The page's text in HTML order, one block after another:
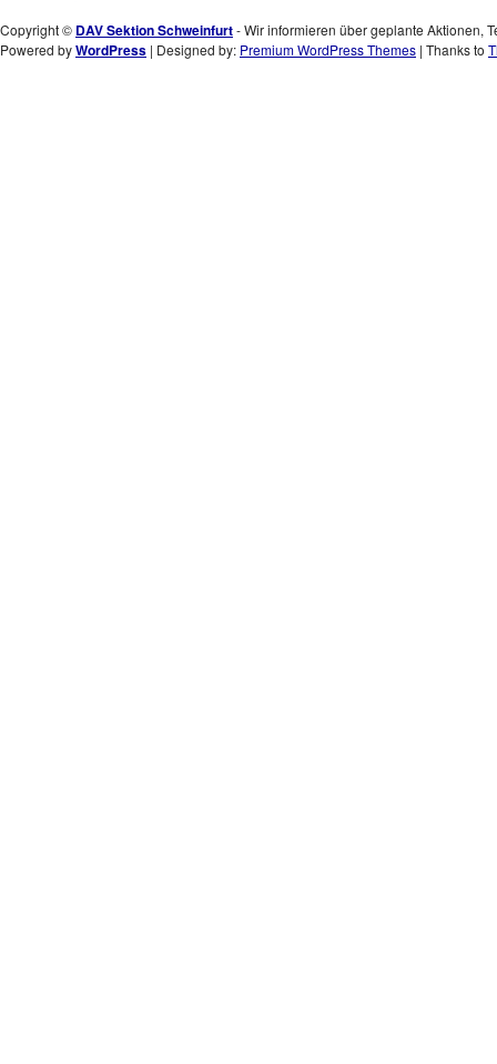
Copyright © DAV Sektion Schweinfurt- Wir informieren über geplante Aktionen,
Powered byWordPress | Designed by: Premium WordPress Themes | Thanks to